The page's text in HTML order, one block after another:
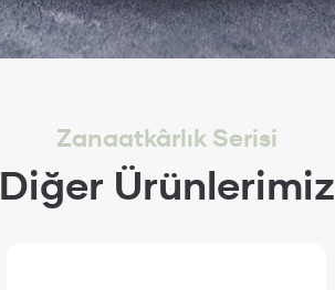
Zanaatkârlık Serisi
Diğer Ürünlerimiz